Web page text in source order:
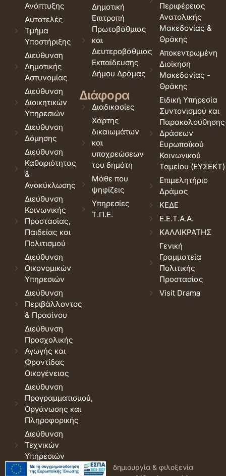
Ανάπτυξης
Αυτοτελές
Τμήμα
Υποστήριξης
Διεύθυνση
Δημοτικής
Αστυνομίας
Διεύθυνση
Διοικητικών
Υπηρεσιών
Διεύθυνση
Δόμησης
Διεύθυνση
Καθαριότητας
&
Ανακύκλωσης
Διεύθυνση
Κοινωνικής
Προστασίας,
Παιδείας και
Πολιτισμού
Διεύθυνση
Οικονομικών
Υπηρεσιών
Διεύθυνση
Περιβάλλοντος
& Πρασίνου
Διεύθυνση
Προσχολικής
Αγωγής και
Φροντίδας
Οικογένειας
Διεύθυνση
Προγραμματισμού,
Οργάνωσης και
Πληροφορικής
Διεύθυνση
Τεχνικών
Υπηρεσιών
Δημοτική
Επιτροπή
Πρωτοβάθμιας
και
Δευτεροβάθμιας
Εκπαίδευσης
Δήμου Δράμας
Διάφορα
Διαδικασίες
Χάρτης
δικαιωμάτων
και
υποχρεώσεων
του δημότη
Μάθε που
ψηφίζεις
Υπηρεσίες
Τ.Π.Ε.
Περιφέρειας
Ανατολικής
Μακεδονίας &
Θράκης
Αποκεντρωμένη
Διοίκηση
Μακεδονίας -
Θράκης
Ειδική Υπηρεσία
Συντονισμού και
Παρακολούθησης
Δράσεων
Ευρωπαϊκού
Κοινωνικού
Ταμείου (ΕΥΣΕΚΤ)
Επιμελητήριο
Δράμας
ΚΕΔΕ
Ε.Ε.Τ.Α.Α.
ΚΑΛΛΙΚΡΑΤΗΣ
Γενική
Γραμματεία
Πολιτικής
Προστασίας
Visit Drama
© 2026 Δήμος Δράμας. Όροι
δημιουργία & φιλοξενία